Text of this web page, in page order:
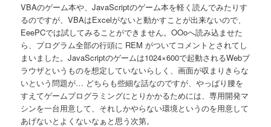
VBAのゲーム本や、JavaScriptのゲーム本を軽く読んでみたりす
るのですが、VBAはExcelがないと動かすことが出来ないので、
EeePCでは試してみることができません。OOoへ読み込ませた
ら、プログラム全部の行頭に REM がついてコメントとされてし
まいました。JavaScriptのゲームは1024×600で起動されるWebブ
ラウザというものを想定していないらしく、画面が収まりきらな
いという問題が… どちらも些細な話なのですが、やっぱり腰を
すえてゲームプログラミングにとりかかるためには、専用開発マ
シンを一台用意して、それしかやらない環境というのを用意して
あげないとよくないなぁと思う次第。